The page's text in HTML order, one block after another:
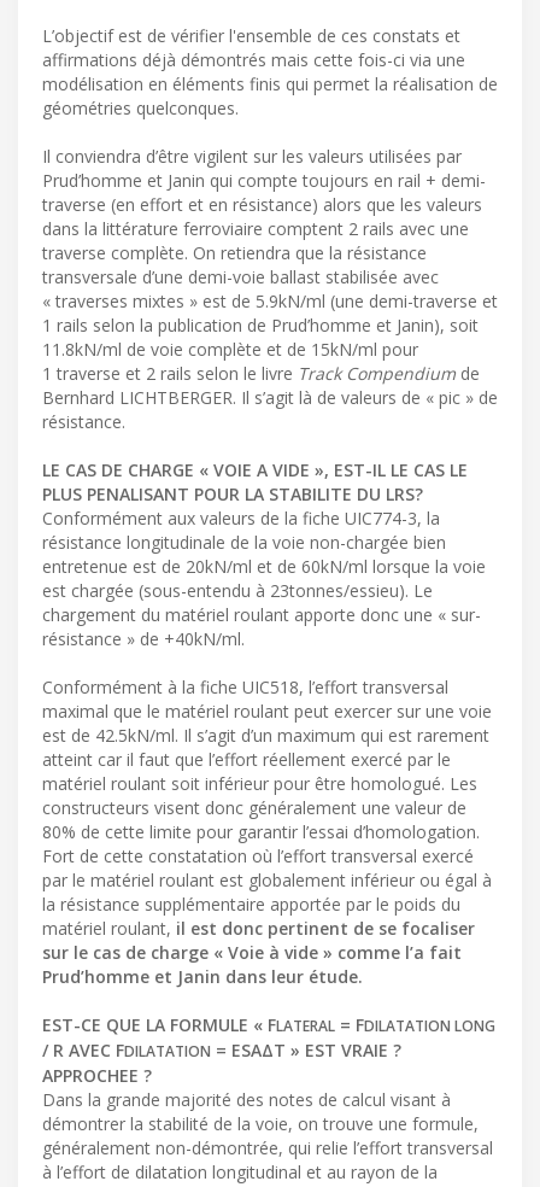
L’objectif est de vérifier l'ensemble de ces constats et
affirmations déjà démontrés mais cette fois-ci via une
modélisation en éléments finis qui permet la réalisation de
géométries quelconques.
Il conviendra d’être vigilent sur les valeurs utilisées par
Prud’homme et Janin qui compte toujours en rail + demi-
traverse (en effort et en résistance) alors que les valeurs
dans la littérature ferroviaire comptent 2 rails avec une
traverse complète. On retiendra que la résistance
transversale d’une demi-voie ballast stabilisée avec
« traverses mixtes » est de 5.9kN/ml (une demi-traverse et
1 rails selon la publication de Prud’homme et Janin), soit
11.8kN/ml de voie complète et de 15kN/ml pour
1 traverse et 2 rails selon le livre Track Compendium de
Bernhard LICHTBERGER. Il s’agit là de valeurs de « pic » de
résistance.
LE CAS DE CHARGE « VOIE A VIDE », EST-IL LE CAS LE
PLUS PENALISANT POUR LA STABILITE DU LRS?
Conformément aux valeurs de la fiche UIC774-3, la
résistance longitudinale de la voie non-chargée bien
entretenue est de 20kN/ml et de 60kN/ml lorsque la voie
est chargée (sous-entendu à 23tonnes/essieu). Le
chargement du matériel roulant apporte donc une « sur-
résistance » de +40kN/ml.
Conformément à la fiche UIC518, l’effort transversal
maximal que le matériel roulant peut exercer sur une voie
est de 42.5kN/ml. Il s’agit d’un maximum qui est rarement
atteint car il faut que l’effort réellement exercé par le
matériel roulant soit inférieur pour être homologué. Les
constructeurs visent donc généralement une valeur de
80% de cette limite pour garantir l’essai d’homologation.
Fort de cette constatation où l’effort transversal exercé
par le matériel roulant est globalement inférieur ou égal à
la résistance supplémentaire apportée par le poids du
matériel roulant, il est donc pertinent de se focaliser
sur le cas de charge « Voie à vide » comme l’a fait
Prud’homme et Janin dans leur étude.
EST-CE QUE LA FORMULE « FLATERAL = FDILATATION LONG
/ R AVEC FDILATATION = ESΑΔT » EST VRAIE ?
APPROCHEE ?
Dans la grande majorité des notes de calcul visant à
démontrer la stabilité de la voie, on trouve une formule,
généralement non-démontrée, qui relie l’effort transversal
à l’effort de dilatation longitudinal et au rayon de la